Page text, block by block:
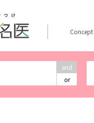
and
or
Concept